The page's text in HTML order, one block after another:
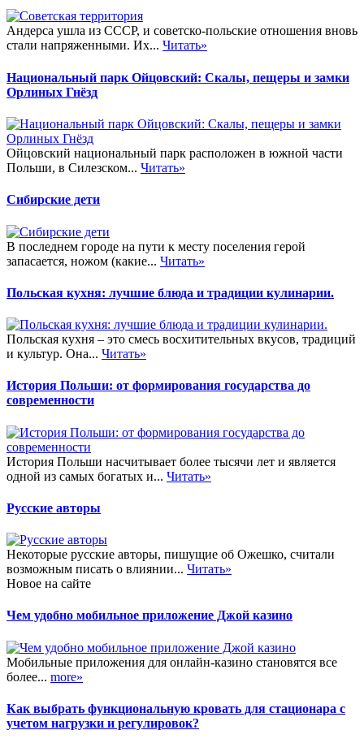
Андерса ушла из СССР, и советско-польские отношения вновь
стали напряженными. Их... Читать»
Национальный парк Ойцовский: Скалы, пещеры и замки
Орлиных Гнёзд
Ойцовский национальный парк расположен в южной части
Польши, в Силезском... Читать»
Сибирские дети
В последнем городе на пути к месту поселения герой
запасается, ножом (какие... Читать»
Польская кухня: лучшие блюда и традиции кулинарии.
Польская кухня – это смесь восхитительных вкусов, традиций
и культур. Она... Читать»
История Польши: от формирования государства до
современности
История Польши насчитывает более тысячи лет и является
одной из самых богатых и... Читать»
Русские авторы
Некоторые русские авторы, пишущие об Ожешко, считали
возможным писать о влиянии... Читать»
Новое на сайте
Чем удобно мобильное приложение Джой казино
Мобильные приложения для онлайн-казино становятся все
более... more»
Как выбрать функциональную кровать для стационара с
учетом нагрузки и регулировок?